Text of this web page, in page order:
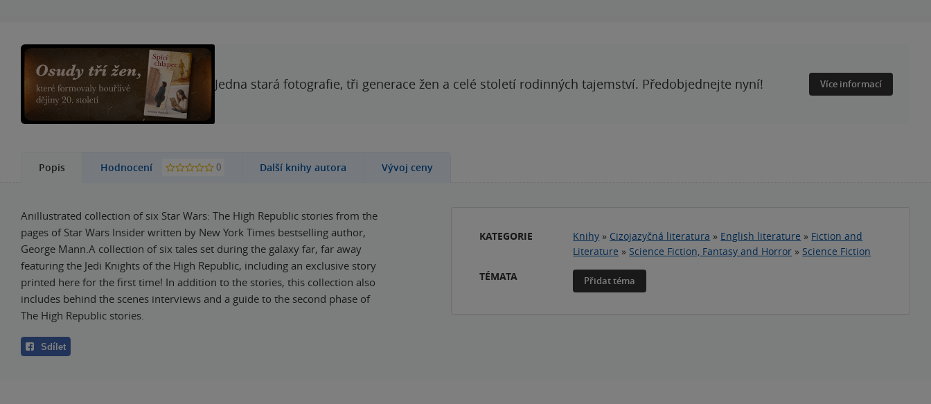
Jedna stará fotografie, tři generace žen a celé století rodinných tajemství. Předobjednejte nyní! Více informací
Popis Hodnocení 0 Další knihy autora Vývoj ceny
Anillustrated collection of six Star Wars: The High Republic stories from the
pages of Star Wars Insider written by New York Times bestselling author,
George Mann.A collection of six tales set during the galaxy far, far away
featuring the Jedi Knights of the High Republic, including an exclusive story
printed here for the first time! In addition to the stories, this collection also
includes behind the scenes interviews and a guide to the second phase of
The High Republic stories.
Sdílet
KATEGORIE Knihy » Cizojazyčná literatura » English literature » Fiction and
Literature » Science Fiction, Fantasy and Horror » Science Fiction
TÉMATA
Přidat téma